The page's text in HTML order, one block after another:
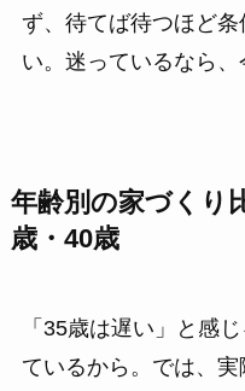
ず、待てば待つほど
い。迷っているなら、
年齢別の家づくり
歳・40歳
「35歳は遅い」と感
ているから。では、